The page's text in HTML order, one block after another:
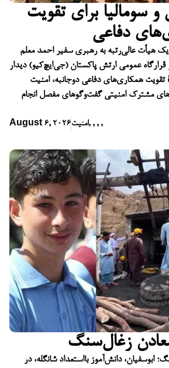
و سومالیا برای تقویت
دفاعی
یک هیأت عالی‌رتبه به رهبری سفیر احمد معلم
قرارگاه عمومی ارتش پاکستان (جی‌ایچ‌کیو) دیدار
همکاری‌های دفاعی دوجانبه، امنیت
مشترک امنیتی گفت‌وگوهای مفصل انجام
August 6, 2026امنیت, , , ,
زغال‌سنگ
ابوسفیان، دانش‌آموز بااستعداد شانگله، در